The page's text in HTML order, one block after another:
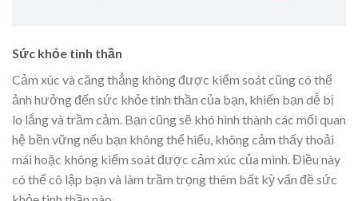
Sức khỏe tinh thần
Cảm xúc và căng thẳng không được kiểm soát cũng có thể
ảnh hưởng đến sức khỏe tinh thần của bạn, khiến bạn dễ bị
lo lắng và trầm cảm. Bạn cũng sẽ khó hình thành các mối quan
hệ bền vững nếu bạn không thể hiểu, không cảm thấy thoải
mái hoặc không kiểm soát được cảm xúc của mình. Điều này
có thể cô lập bạn và làm trầm trọng thêm bất kỳ vấn đề sức